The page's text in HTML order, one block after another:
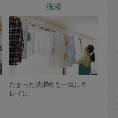
洗濯
たまった洗濯物も一気にキ
レイに